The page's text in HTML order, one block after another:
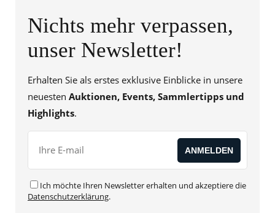
Nichts mehr verpassen,
unser Newsletter!
Erhalten Sie als erstes exklusive Einblicke in unsere
neuesten Auktionen, Events, Sammlertipps und
Highlights.
Ich möchte Ihren Newsletter erhalten und akzeptiere die
Datenschutzerklärung.